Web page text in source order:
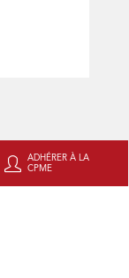
ADHÉRER À LA
CPME